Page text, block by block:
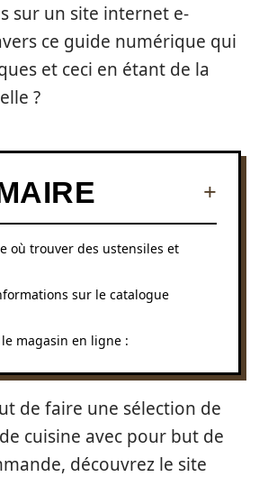
sur un site internet e-
ce guide numérique qui
et ceci en étant de la
?
où trouver des ustensiles et
sur le catalogue
magasin en ligne :
de faire une sélection de
cuisine avec pour but de
découvrez le site